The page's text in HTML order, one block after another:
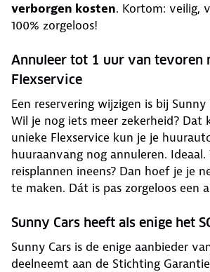
verborgen kosten. Kortom: veilig,
100% zorgeloos!
Annuleer tot 1 uur van tevoren
Flexservice
Een reservering wijzigen is bij
Wil je nog iets meer zekerheid?
unieke Flexservice kun je je
huuraanvang nog annuleren. Ideaal.
reisplannen ineens? Dan hoef je je
te maken. Dát is pas zorgeloos een
Sunny Cars heeft als enige het
Sunny Cars is de enige aanbieder
deelneemt aan de Stichting